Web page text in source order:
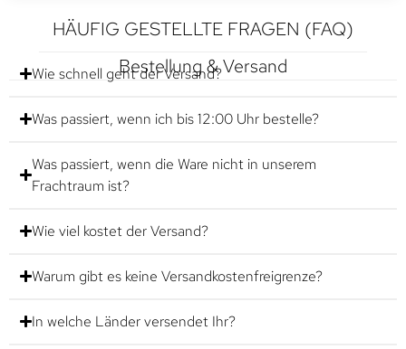
HÄUFIG GESTELLTE FRAGEN (FAQ)
Bestellung & Versand
Wie schnell geht der Versand?
Was passiert, wenn ich bis 12:00 Uhr bestelle?
Was passiert, wenn die Ware nicht in unserem
Frachtraum ist?
Wie viel kostet der Versand?
Warum gibt es keine Versandkostenfreigrenze?
In welche Länder versendet Ihr?